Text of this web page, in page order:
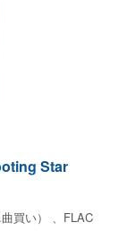
Star
買い） 、FLAC